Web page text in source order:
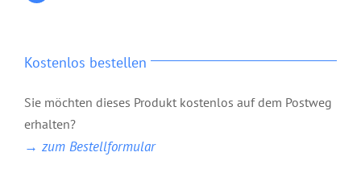
Kostenlos bestellen
Sie möchten dieses Produkt kostenlos auf dem Postweg
erhalten?
→ zum Bestellformular